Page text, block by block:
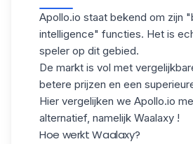
Apollo.io staat bekend om zijn
intelligence" functies. Het is
speler op dit gebied.
De markt is vol met
betere prijzen en een
Hier vergelijken we Apollo.io
alternatief, namelijk Waalaxy !
Hoe werkt Waalaxy?